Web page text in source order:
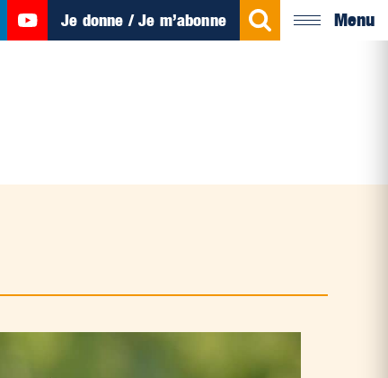
Je donne / Je m’abonne Menu